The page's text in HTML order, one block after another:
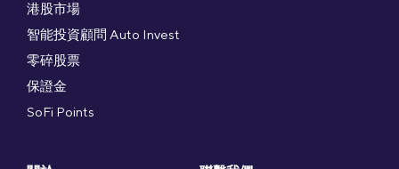
港股市場
智能投資顧問 Auto Invest
零碎股票
保證金
SoFi Points